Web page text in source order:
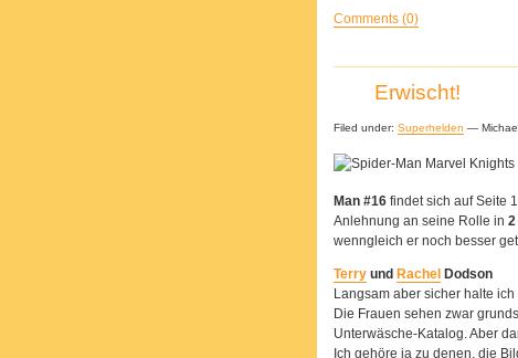
Comments (0)
Erwischt!
Filed under: Superhelden —
Man #16 findet sich auf Seite
Anlehnung an seine Rolle in 2
wenngleich er noch besser
Terry und Rachel Dodson
Langsam aber sicher halte
Die Frauen sehen zwar
Unterwäsche-Katalog. Aber
Ich gehöre ja zu denen, die